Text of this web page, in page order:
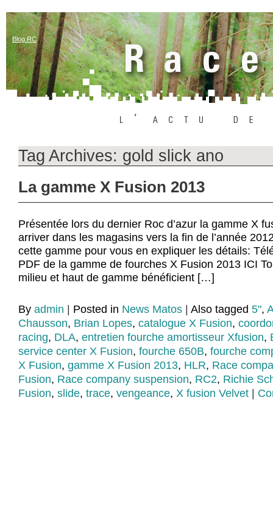
Blog RC
Tag Archives: gold slick ano
La gamme X Fusion 2013
Présentée lors du dernier Roc d’azur la gamme X
arriver dans les magasins vers la fin de l’année
cette gamme pour vous en expliquer les détails:
PDF de la gamme de fourches X Fusion 2013 ICI
milieu et haut de gamme bénéficient […]
By admin Posted in News Matos Also tagged 5",
Chausson, Brian Lopes, catalogue X Fusion,
racing, DLA, entretien fourche amortisseur Xfusion,
service center X Fusion, fourche 650B, fourche
X Fusion, gamme X Fusion 2013, HLR, Race
Fusion, Race company suspension, RC2, Richie
Fusion, slide, trace, vengeance, X fusion Velvet